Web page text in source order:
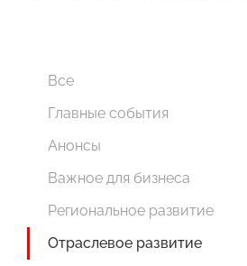
Все
Главные события
Анонсы
Важное для бизнеса
Региональное развитие
Отраслевое развитие